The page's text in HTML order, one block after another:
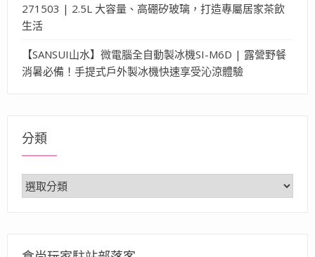
271503 | 2.5L 大容量、高硼矽玻璃，打造專屬居家茶飲
生活
【SANSUI山水】微電腦全自動製冰機SI-M6D | 露營野餐
消暑必備！手提式戶外製冰機快速享受沁涼體驗
分類
分
類